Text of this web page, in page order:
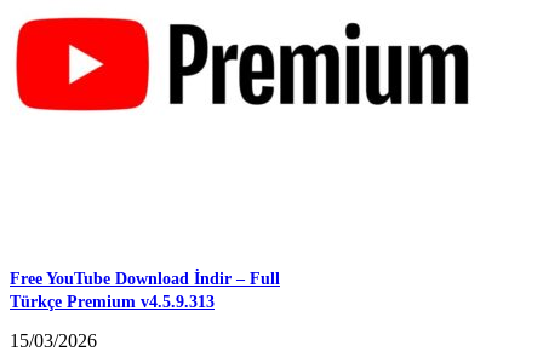
Free YouTube Download İndir – Full
Türkçe Premium v4.5.9.313
15/03/2026